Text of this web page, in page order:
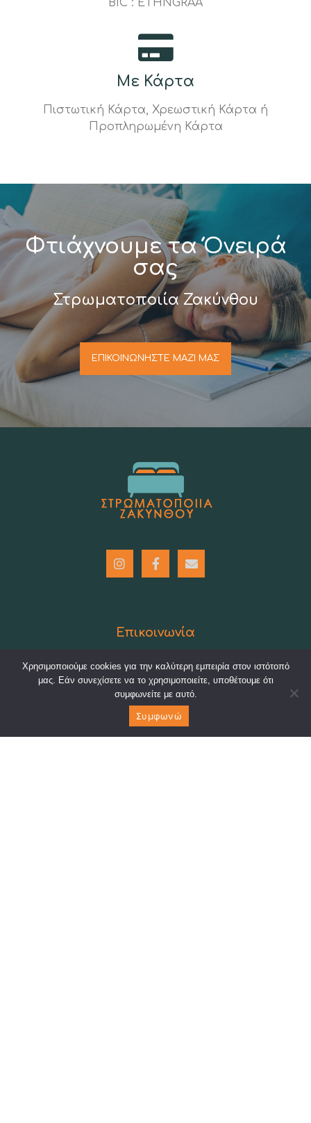
BIC : ETHNGRAA
Με Κάρτα
Πιστωτική Κάρτα, Χρεωστική Κάρτα ή
Προπληρωμένη Κάρτα
Φτιάχνουμε τα Όνειρά
σας
Στρωματοποιία Ζακύνθου
ΕΠΙΚΟΙΝΩΝΗΣΤΕ ΜΑΖΙ ΜΑΣ
Επικοινωνία
Στρωματοποιΐα Ζακύνθου
Κάτω Γερακάρι, Ζάκυνθος
Email: stranis@otenet.gr
Τηλ.: (+30) 26950 61429
Χρησιμοποιούμε cookies για την καλύτερη εμπειρία στον ιστότοπό
μας. Εάν συνεχίσετε να το χρησιμοποιείτε, υποθέτουμε ότι
συμφωνείτε με αυτό.
Συμφωνώ